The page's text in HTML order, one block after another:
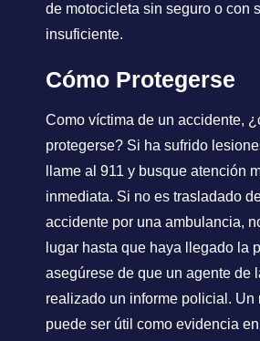
de motocicleta sin seguro o con
insuficiente.
Cómo Protegerse
Como víctima de un accidente,
protegerse? Si ha sufrido
llame al 911 y busque atención
inmediata. Si no es trasladado
accidente por una ambulancia,
lugar hasta que haya llegado la
asegúrese de que un agente de
realizado un informe policial. Un
puede ser útil como evidencia